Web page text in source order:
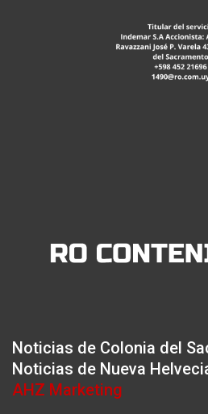
Noticias de Colonia del
Noticias de Nueva
AHZ Marketing